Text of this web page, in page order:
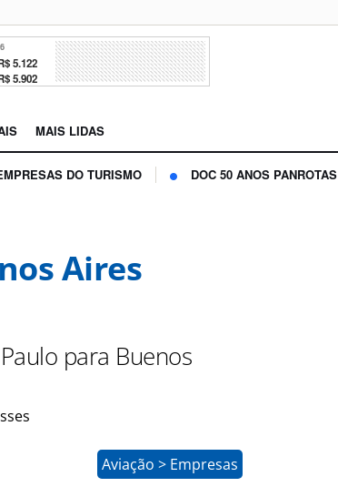
5.122
5.902
MAIS LIDAS
DO TURISMO DOC 50 ANOS PANROTAS
Aires
para Buenos
Aviação > Empresas